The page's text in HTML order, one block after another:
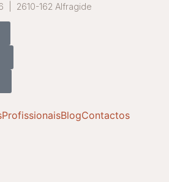
| 2610-162 Alfragide
ProfissionaisBlogContactos